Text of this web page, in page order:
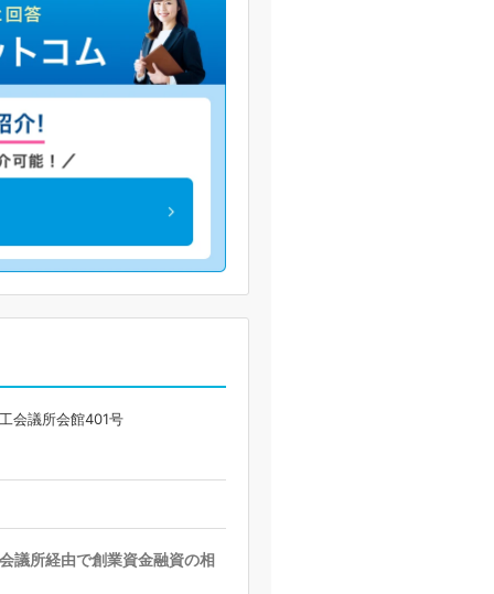
会議所会館401号
議所経由で創業資金融資の相